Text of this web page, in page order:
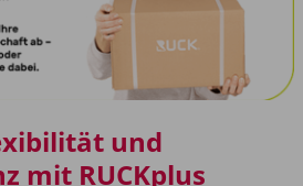
und
mit RUCKplus